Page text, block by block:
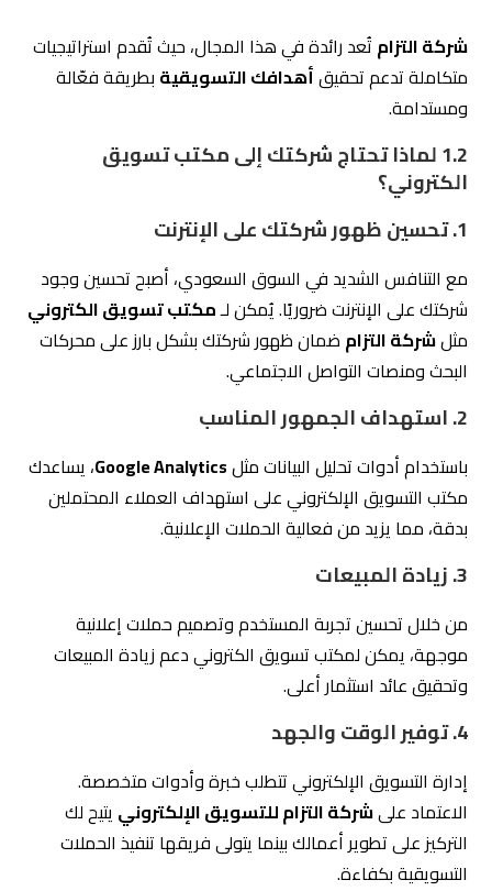
شركة التزام تُعد رائدة في هذا المجال، حيث تُقدم استراتيجيات
متكاملة تدعم تحقيقأهدافك التسويقية بطريقة فعّالة
ومستدامة.
1.2لماذا تحتاج شركتك إلى مكتب تسويق
الكتروني؟
1. تحسين ظهور شركتك على الإنترنت
مع التنافس الشديد في السوق السعودي، أصبح تحسين وجود
شركتك على الإنترنت ضروريًا. يُمكن لـمكتب تسويق الكتروني
مثلشركة التزام ضمان ظهور شركتك بشكل بارز على محركات
البحث ومنصات التواصل الاجتماعي.
2. استهداف الجمهور المناسب
باستخدام أدوات تحليل البيانات مثلGoogle Analytics، يساعدك
مكتب التسويق الإلكتروني على استهداف العملاء المحتملين
بدقة، مما يزيد من فعالية الحملات الإعلانية.
3. زيادة المبيعات
من خلال تحسين تجربة المستخدم وتصميم حملات إعلانية
موجهة، يمكن لمكتب تسويق الكتروني دعم زيادة المبيعات
وتحقيق عائد استثمار أعلى.
4. توفير الوقت والجهد
إدارة التسويق الإلكتروني تتطلب خبرة وأدوات متخصصة.
الاعتماد علىشركة التزام للتسويق الإلكتروني يتيح لك
التركيز على تطوير أعمالك بينما يتولى فريقها تنفيذ الحملات
التسويقية بكفاءة.